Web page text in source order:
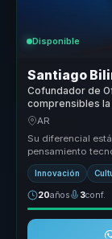
Disponible
Santiago
Cofundador de
comprensibles
deben tomar
AR
Su diferencial
pensamiento
conversación.
Innovación
20años 3conf.